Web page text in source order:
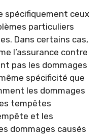
spécifiquement ceux
particuliers
Dans certains cas,
l’assurance contre
pas les dommages
spécificité que
les dommages
tempêtes
et les
dommages causés